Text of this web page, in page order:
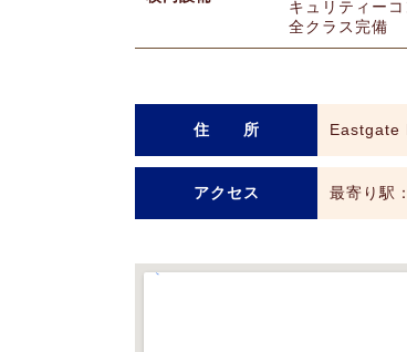
キュリティー
全クラス完備
住 所 Eastgate
アクセス 最寄り駅